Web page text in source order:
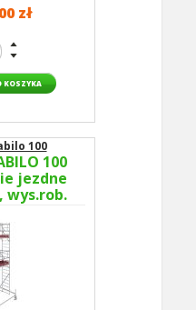
zł
100
100
jezdne
wys.rob.
Nowa
1004-1